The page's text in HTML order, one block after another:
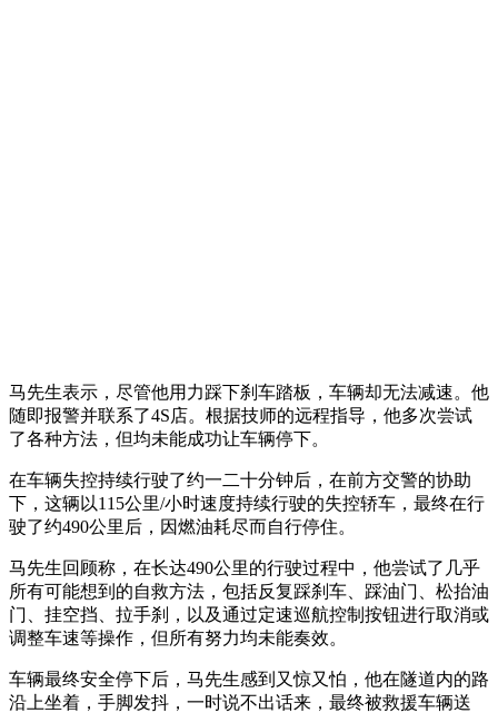
马先生表示，尽管他用力踩下刹车踏板，车辆却无法减速。他
随即报警并联系了4S店。根据技师的远程指导，他多次尝试
了各种方法，但均未能成功让车辆停下。
在车辆失控持续行驶了约一二十分钟后，在前方交警的协助
下，这辆以115公里/小时速度持续行驶的失控轿车，最终在行
驶了约490公里后，因燃油耗尽而自行停住。
马先生回顾称，在长达490公里的行驶过程中，他尝试了几乎
所有可能想到的自救方法，包括反复踩刹车、踩油门、松抬油
门、挂空挡、拉手刹，以及通过定速巡航控制按钮进行取消或
调整车速等操作，但所有努力均未能奏效。
车辆最终安全停下后，马先生感到又惊又怕，他在隧道内的路
沿上坐着，手脚发抖，一时说不出话来，最终被救援车辆送